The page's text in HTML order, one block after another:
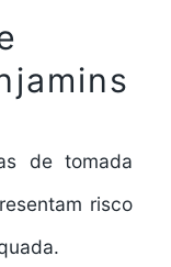
de tomada
risco